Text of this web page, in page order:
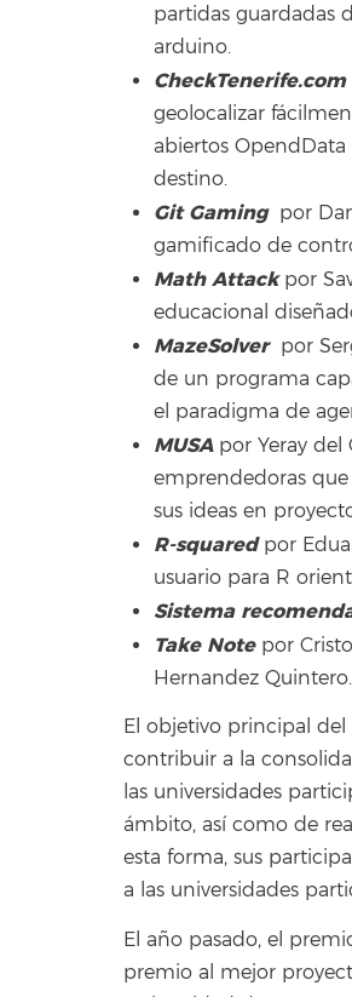
partidas guardadas
arduino.
CheckTenerife.com
geolocalizar
abiertos
destino.
Git Gamingpor
gamificado de
Math Attackpor
educacional
MazeSolverpor
de un programa
el paradigma de
MUSApor Yeray del
emprendedoras
sus ideas en
R-squaredpor
usuario para R
Sistema
Take Notepor
Hernandez
El objetivo principal del
contribuir a la
las universidades
ámbito, así como de
esta forma, sus
a las universidades
El año pasado, el
premio al mejor